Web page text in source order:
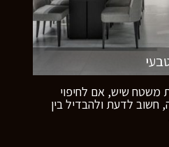
שיש, אם לחיפוי
חשוב לדעת ולהבדיל בין